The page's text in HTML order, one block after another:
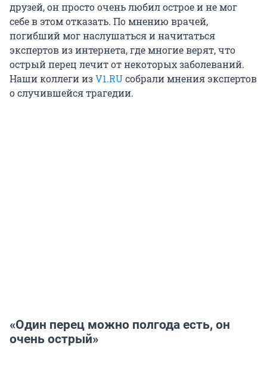
друзей, он просто очень любил острое и не мог
себе в этом отказать. По мнению врачей,
погибший мог наслушаться и начитаться
экспертов из интернета, где многие верят, что
острый перец лечит от некоторых заболеваний.
Наши коллеги изV1.RUcобрали мнения экспертов
о случившейся трагедии.
«Один перец можно полгода есть, он
очень острый»